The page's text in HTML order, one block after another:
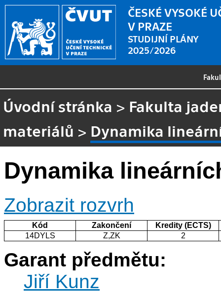
ČESKÉ VYSOKÉ
V PRAZE
STUDIJNÍ PLÁNY
2025/2026
Úvodní stránka > Fakulta
materiálů > Dynamika
Dynamika
Zobrazit rozvrh
Kód Zakončení
Kredity (ECTS)
14DYLS
Z,ZK 2
Garant předmětu:
Jiří Kunz